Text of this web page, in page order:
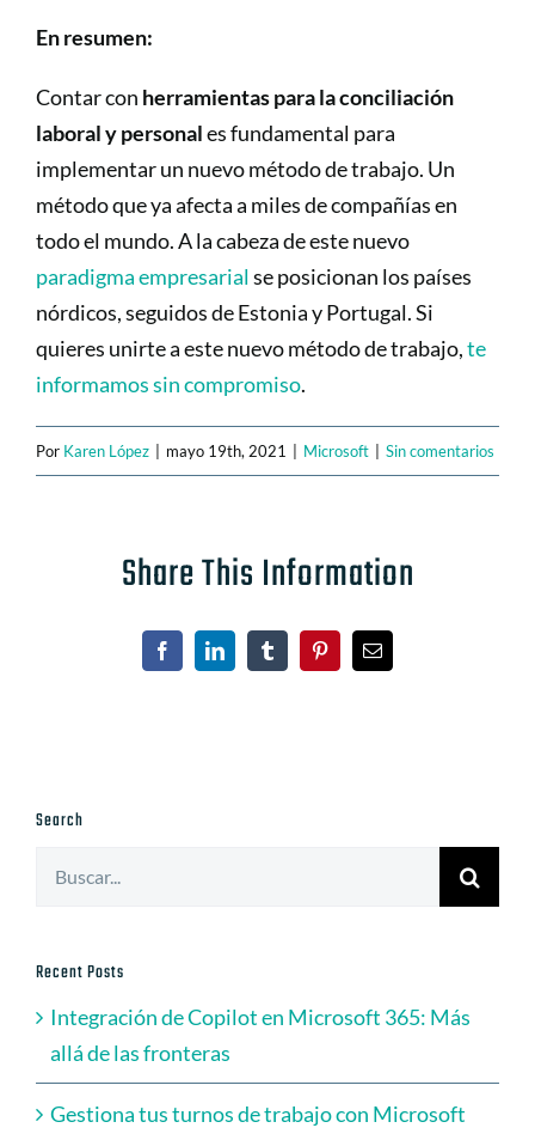
En resumen:
Contar con herramientas para la conciliación
laboral y personales fundamental para
implementar un nuevo método de trabajo. Un
método que ya afecta a miles de compañías en
todo el mundo. A la cabeza de este nuevo
paradigma empresarialse posicionan los países
nórdicos, seguidos de Estonia y Portugal. Si
quieres unirte a este nuevo método de trabajo,te
informamos sin compromiso.
Por Karen López mayo 19th, 2021 Microsoft Sin comentarios
Share This Information
FacebookLinkedInTumblrPinterestCorreo
electrónico
Search
Recent Posts
Integración de Copilot en Microsoft 365: Más
allá de las fronteras
Gestiona tus turnos de trabajo con Microsoft